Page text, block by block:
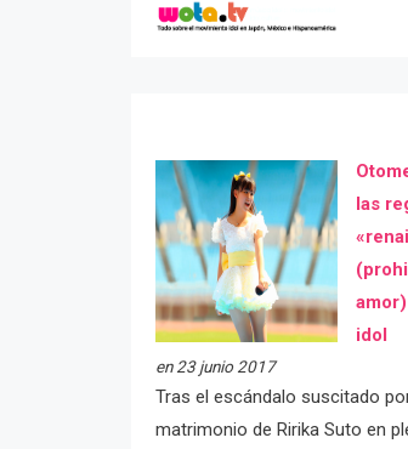
las
idol
en 23 junio 2017
Tras el escándalo suscitado
matrimonio de Ririka Suto en